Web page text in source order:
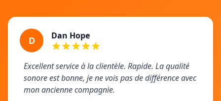
D Dan Hope
Excellent service à la clientèle. Rapide. La qualité
sonore est bonne, je ne vois pas de différence avec
mon ancienne compagnie.